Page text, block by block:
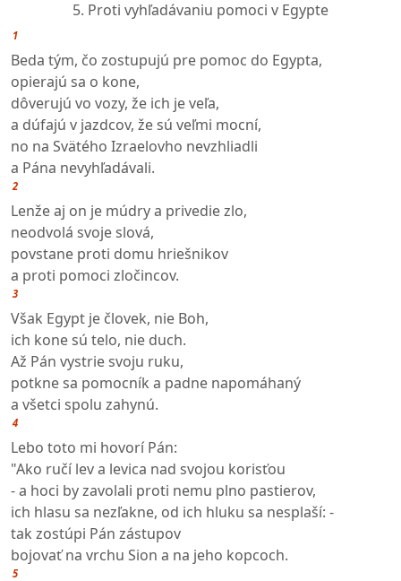
5. Proti vyhľadávaniu pomoci v Egypte
1
Beda tým, čo zostupujú pre pomoc do Egypta,
opierajú sa o kone,
dôverujú vo vozy, že ich je veľa,
a dúfajú v jazdcov, že sú veľmi mocní,
no na Svätého Izraelovho nevzhliadli
a Pána nevyhľadávali.
2
Lenže aj on je múdry a privedie zlo,
neodvolá svoje slová,
povstane proti domu hriešnikov
a proti pomoci zločincov.
3
Však Egypt je človek, nie Boh,
ich kone sú telo, nie duch.
Až Pán vystrie svoju ruku,
potkne sa pomocník a padne napomáhaný
a všetci spolu zahynú.
4
Lebo toto mi hovorí Pán:
"Ako ručí lev a levica nad svojou korisťou
- a hoci by zavolali proti nemu plno pastierov,
ich hlasu sa nezľakne, od ich hluku sa nesplaší: -
tak zostúpi Pán zástupov
bojovať na vrchu Sion a na jeho kopcoch.
5